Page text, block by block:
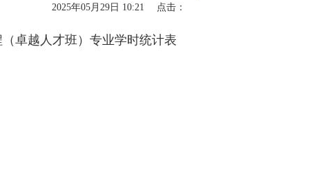
2025年05月29日 10:21 点击：
卓越人才班）专业学时统计表